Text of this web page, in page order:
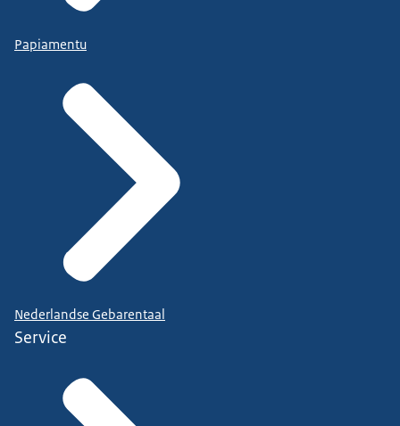
Papiamentu
Nederlandse Gebarentaal
Service